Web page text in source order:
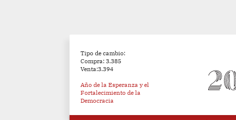
Tipo de cambio:
Compra: 3.385
Venta:3.394
Año de la Esperanza y el
Fortalecimiento de la
Democracia